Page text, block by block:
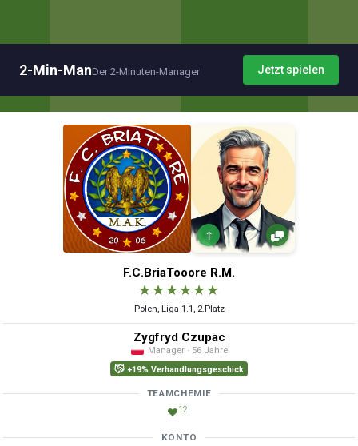
2-Min-ManDer 2-Minuten-Manager Jetzt spielen
↑
F.C.BriaTooore R.M.
★★★★★★
Polen, Liga 1.1, 2.Platz
Zygfryd Czupac
Manager · 56 Jahre
+19% Verhandlungsgeschick
TEAMCHEMIE
12
KONTO